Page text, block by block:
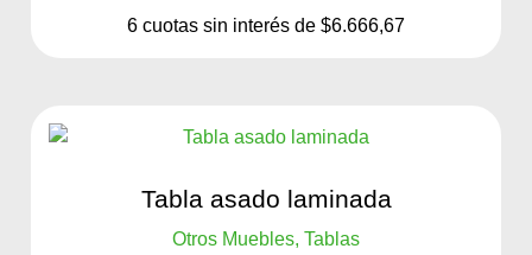
6 cuotas sin interés de $6.666,67
Tabla asado laminada
Otros Muebles, Tablas